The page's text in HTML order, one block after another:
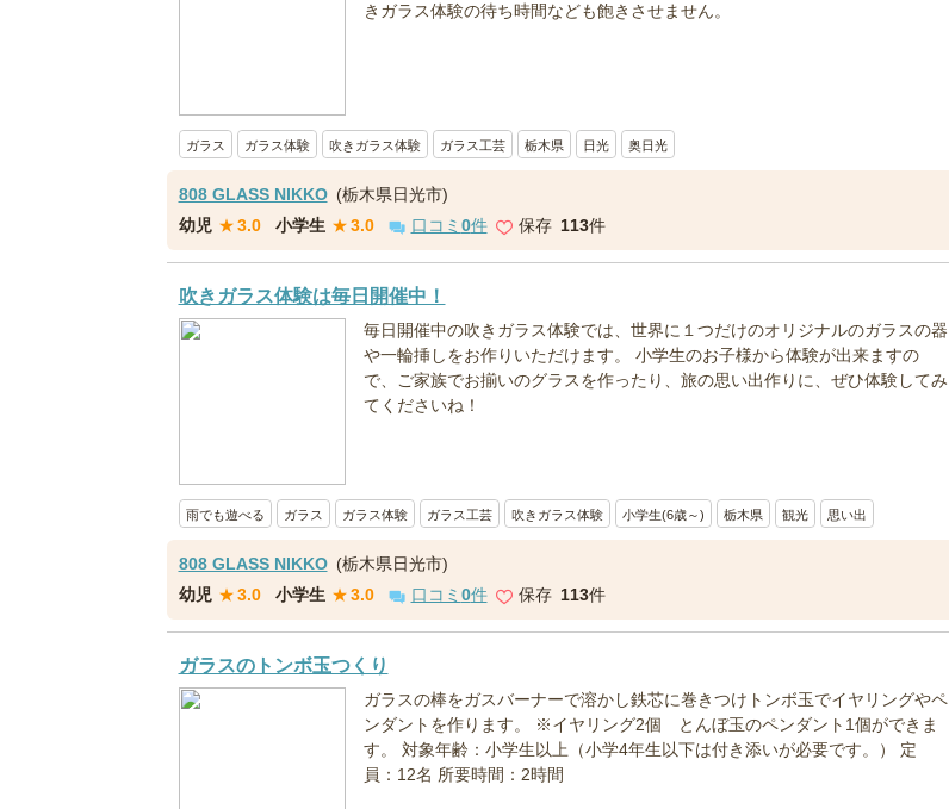
きガラス体験の待ち時間なども飽きさせません。
ガラス ガラス体験 吹きガラス体験 ガラス工芸 栃木県 日光 奥日光
808 GLASS NIKKO (栃木県日光市)
幼児 ★3.0 小学生 ★3.0 口コミ 0件 保存 113件
吹きガラス体験は毎日開催中！
毎日開催中の吹きガラス体験では、世界に１つだけのオリジナルのガラスの器
や一輪挿しをお作りいただけます。 小学生のお子様から体験が出来ますの
で、ご家族でお揃いのグラスを作ったり、旅の思い出作りに、ぜひ体験してみ
てくださいね！
雨でも遊べる ガラス ガラス体験 ガラス工芸 吹きガラス体験 小学生(6歳～) 栃木県 観光 思い出
808 GLASS NIKKO (栃木県日光市)
幼児 ★3.0 小学生 ★3.0 口コミ 0件 保存 113件
ガラスのトンボ玉つくり
ガラスの棒をガスバーナーで溶かし鉄芯に巻きつけトンボ玉でイヤリングやペ
ンダントを作ります。 ※イヤリング2個 とんぼ玉のペンダント1個ができま
す。 対象年齢：小学生以上（小学4年生以下は付き添いが必要です。） 定
員：12名 所要時間：2時間